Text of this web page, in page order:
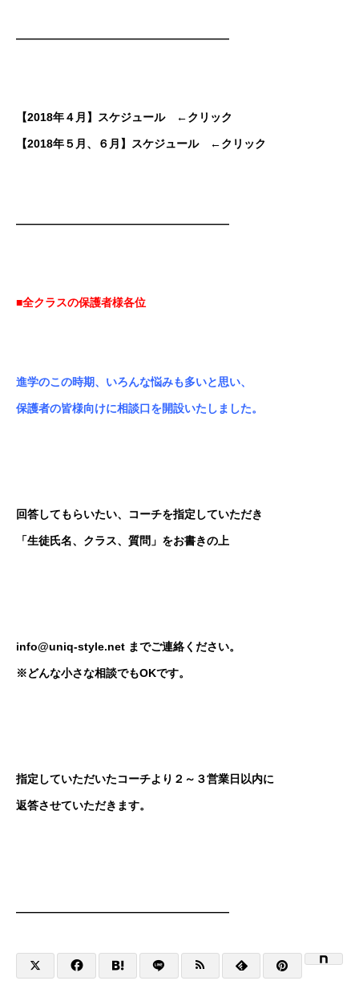
———————————————————
【2018年４月】スケジュール←クリック
【2018年５月、６月】スケジュール←クリック
———————————————————
■全クラスの保護者様各位
進学のこの時期、いろんな悩みも多いと思い、
保護者の皆様向けに相談口を開設いたしました。
回答してもらいたい、コーチを指定していただき
「生徒氏名、クラス、質問」をお書きの上
info@uniq-style.net までご連絡ください。
※どんな小さな相談でもOKです。
指定していただいたコーチより２～３営業日以内に
返答させていただきます。
———————————————————